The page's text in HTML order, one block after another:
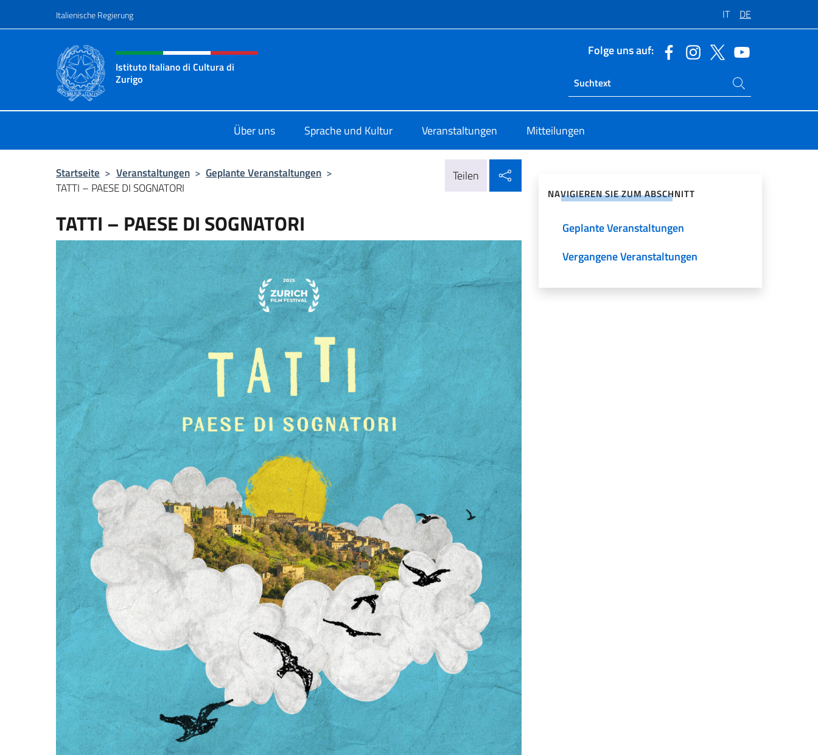
Italienische Regierung IT DE
Header-Site, Social und Menü
Istituto Italiano di Cultura di
Zurigo
Folge uns auf:
Ricerca sito live
Suchen Sie auf der Website
Über uns Sprache und Kultur Veranstaltungen Mitteilungen
Startseite > Veranstaltungen > Geplante Veranstaltungen >
TATTI – PAESE DI SOGNATORI
Teilen
TATTI – PAESE DI SOGNATORI
NAVIGIEREN SIE ZUM ABSCHNITT
Geplante Veranstaltungen
Vergangene Veranstaltungen